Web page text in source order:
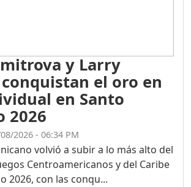
y Larry
el oro en
en Santo
2026
2026 - 06:34 PM
volvió a subir a lo más alto del
Centroamericanos y del Caribe
2026, con las conqu...